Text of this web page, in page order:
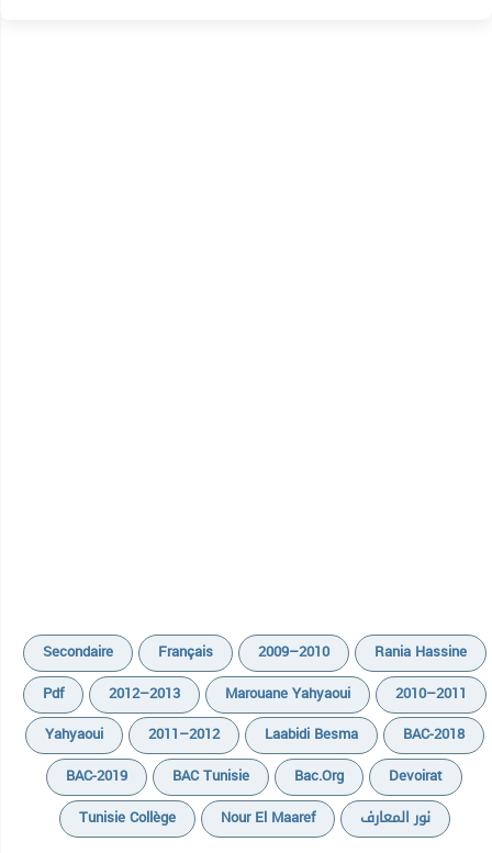
Secondaire Français 2009–2010
Rania Hassine
Pdf
2012–2013 Marouane Yahyaoui
2010–2011
Yahyaoui
2011–2012 Laabidi Besma
BAC-2018
BAC-2019
BAC Tunisie Bac.org
Devoirat
Tunisie Collège
Nour El Maaref نور المعارف